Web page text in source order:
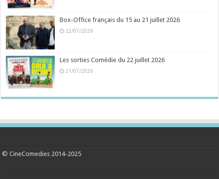
Box-Office français du 15 au 21 juillet 2026
22/07/2026
Les sorties Comédie du 22 juillet 2026
21/07/2026
© CineComedies 2014-2025